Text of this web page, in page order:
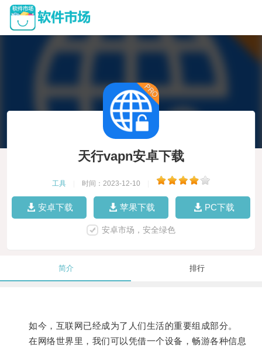
天行vapn安卓下载
工具 时间：2023-12-10
安卓下载 苹果下载 PC下载
安卓市场，安全绿色
简介 排行
如今，互联网已经成为了人们生活的重要组成部分。
在网络世界里，我们可以凭借一个设备，畅游各种信息